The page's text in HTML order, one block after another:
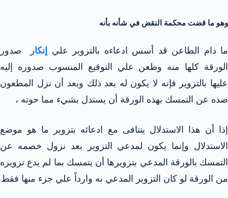
وهو ما قضت محكمة النقض في شأنه بأنه
ما دام الطاعن قد أسس ادعاءه بالتزوير علي إنكار
صدور
الورقة كلها منه وطعن علي التوقيع المنسوب صدوره إليه
عليها بالتزوير فإنه لا يكون له بعد ذلك وبعد أن نزل المطعون
ضده عن التمسك بهذه الورقة أن يستدل بشيء مما حوته ،
إذا أن هذا الاستدلال يتنافى مع ادعائه بتزوير ما هو موضع
الاستدلال وإنما يكون لمدعي التزوير بعد نزول خصمه عن
التمسك بالورقة المدعي بتزويرها أن يتمسك بما لم يدع تزويره
من الورقة لو كان التزوير المدعي به وارداً علي جزء منها فقط